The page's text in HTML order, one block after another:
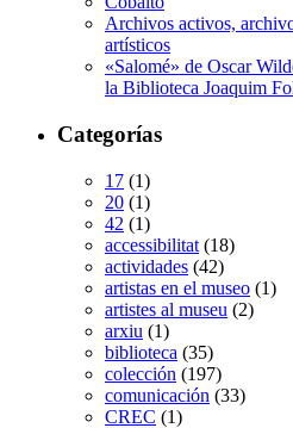
Archivos activos,
artísticos
«Salomé» de Oscar
la Biblioteca Joaquim
Categorías
17 (1)
20 (1)
42 (1)
accessibilitat (18)
actividades (42)
artistas en el museo (1)
artistes al museu (2)
arxiu (1)
biblioteca (35)
colección (197)
comunicación (33)
CREC (1)